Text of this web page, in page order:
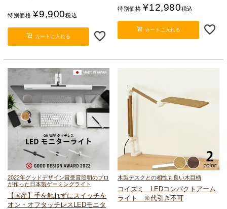
特別価格 ¥9,900税込
カートに入れる
特別価格 ¥12,980税込
カートに入れる
2022年グッドデザイン賞受賞照明のプロ
が作った日本製ゲーミングライト
【国産】手を触れずにスイッチを
オン・オフタッチレスLEDモニタ
木製デスクとの相性も良い木目柄
コイズミ LEDコンパクトアーム
ライト ※代引き不可